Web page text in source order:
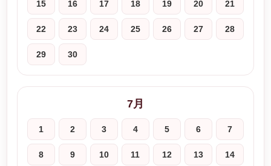
15 16 17 18 19 20 21
22 23 24 25 26 27 28
29 30
7月
1 2 3 4 5 6 7
8 9 10 11 12 13 14